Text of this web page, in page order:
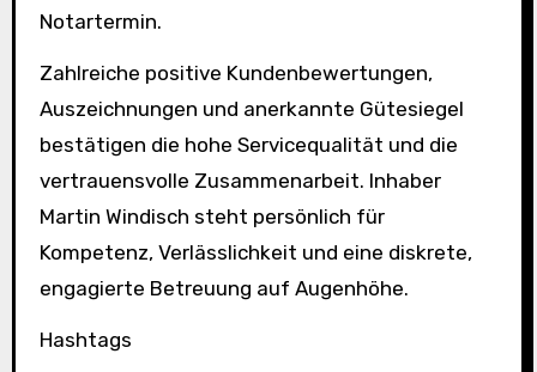
Notartermin.
Zahlreiche positive Kundenbewertungen,
Auszeichnungen und anerkannte Gütesiegel
bestätigen die hohe Servicequalität und die
vertrauensvolle Zusammenarbeit. Inhaber
Martin Windisch steht persönlich für
Kompetenz, Verlässlichkeit und eine diskrete,
engagierte Betreuung auf Augenhöhe.
Hashtags